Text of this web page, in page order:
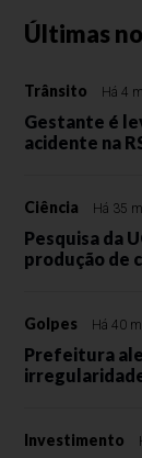
Últimas
Trânsito Há 4
Gestante é
acidente na
Ciência Há 35
Pesquisa da
produção de
Golpes Há 40
Prefeitura
Investimento